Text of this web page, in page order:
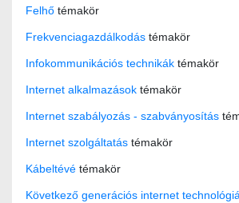
Felhő témakör
Frekvenciagazdálkodás témakör
Infokommunikációs technikák témakör
Internet alkalmazások témakör
Internet szabályozás - szabványosítás
Internet szolgáltatás témakör
Kábeltévé témakör
Következő generációs internet